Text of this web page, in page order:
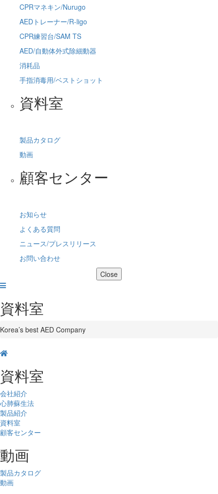
CPRマネキン/Nurugo
AEDトレーナー/R-ligo
CPR練習台/SAM TS
AED/自動体外式除細動器
消耗品
手指消毒用/ベストショット
資料室
製品カタログ
動画
顧客センター
お知らせ
よくある質問
ニュース/プレスリリース
お問い合わせ
Close
資料室
Korea’s best AED Company
資料室
会社紹介
心肺蘇生法
製品紹介
資料室
顧客センター
動画
製品カタログ
動画